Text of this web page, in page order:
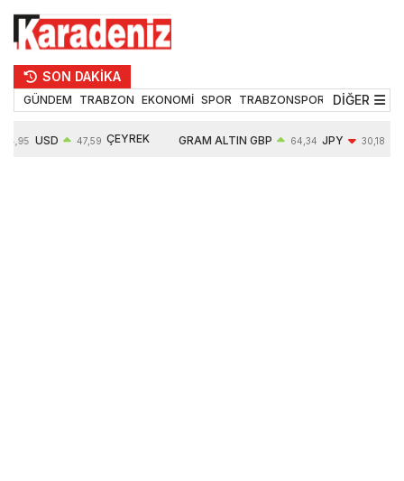
SON DAKİKA
GÜNDEM TRABZON EKONOMİ SPOR TRABZONSPOR TEKNOLOJİ
DİĞER
USD 47,59 ÇEYREK GRAM ALTIN GBP 64,34 JPY 30,18